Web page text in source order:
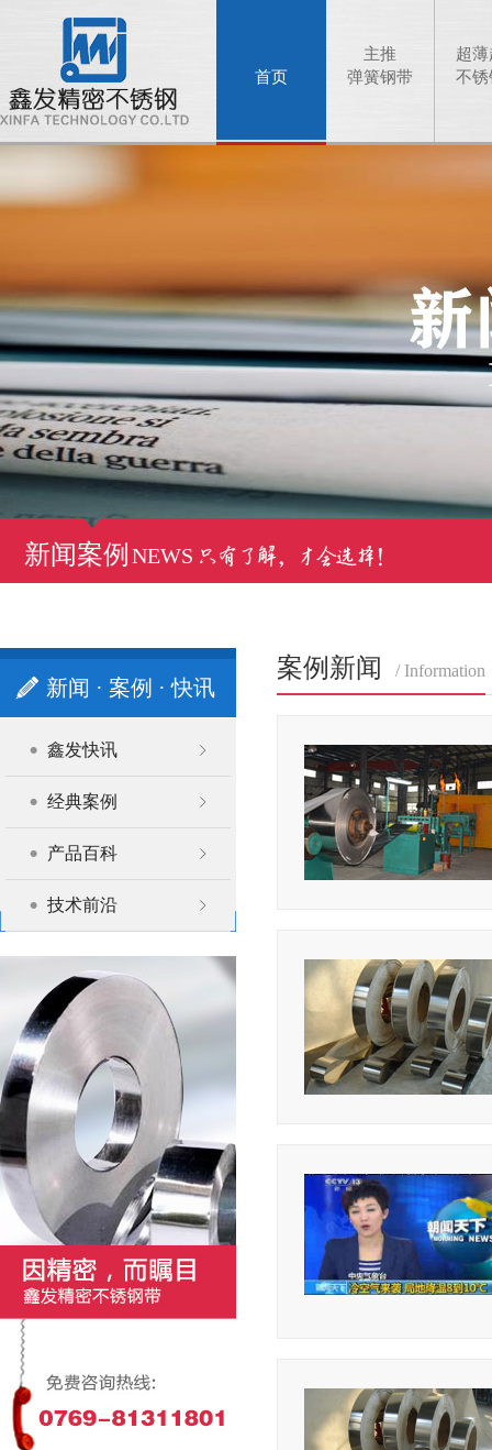
首页
主推
弹簧钢带
超
不锈
新闻案例 NEWS
新闻 · 案例 · 快讯
鑫发快讯
经典案例
产品百科
技术前沿
案例新闻 / Information